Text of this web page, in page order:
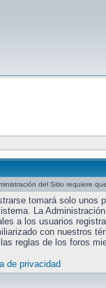
del Sitio requiere
tomará solo unos
La
a los usuarios
con nuestros
reglas de los foros
de privacidad